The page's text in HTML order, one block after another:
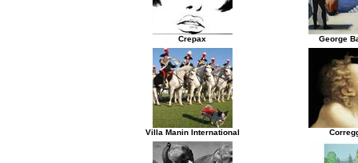
Crepax George
Villa Manin International